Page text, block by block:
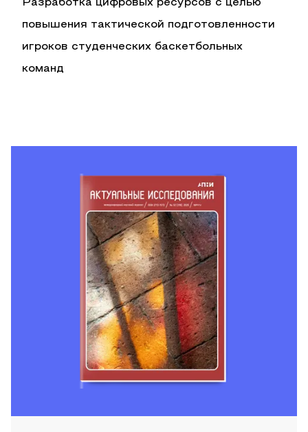
Разработка цифровых ресурсов с целью
повышения тактической подготовленности
игроков студенческих баскетбольных
команд